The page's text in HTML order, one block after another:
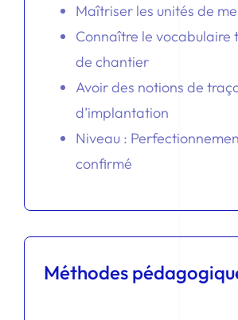
Maîtriser les unités de
Connaître le vocabulaire
de chantier
Avoir des notions de
d’implantation
Niveau :
confirmé
Méthodes